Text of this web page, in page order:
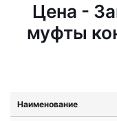
Цена -
муфты
Наименование